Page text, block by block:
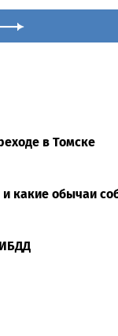
в Томске
какие обычаи